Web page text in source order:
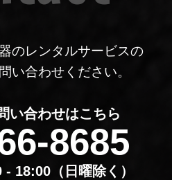
のレンタルサービスの
い合わせください。
い合わせはこちら
8685
18:00（⽇曜除く）